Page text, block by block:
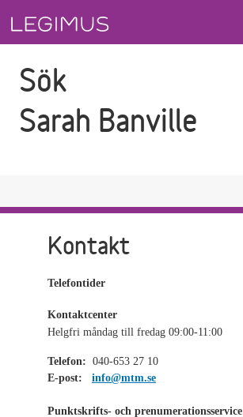
Sök
Sarah Banville
Kontakt
Telefontider
Kontaktcenter
Helgfri måndag till fredag 09:00-11:00
Telefon: 040-653 27 10
E-post:
info@mtm.se
Punktskrifts- och prenumerationsservice